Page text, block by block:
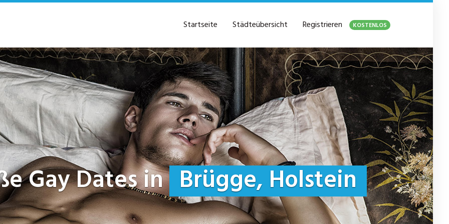
Startseite Städteübersicht Registrieren KOSTENLOS
Gay Dates in Brügge, Holstein